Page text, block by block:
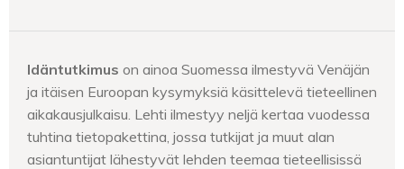
Idäntutkimus on ainoa Suomessa ilmestyvä Venäjän
ja itäisen Euroopan kysymyksiä käsittelevä tieteellinen
aikakausjulkaisu. Lehti ilmestyy neljä kertaa vuodessa
tuhtina tietopakettina, jossa tutkijat ja muut alan
asiantuntijat lähestyvät lehden teemaa tieteellisissä